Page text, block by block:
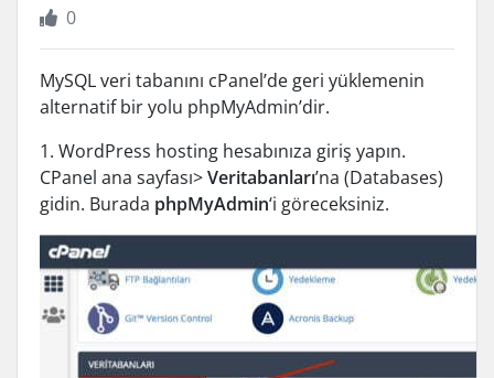
0
MySQL veri tabanını cPanel’de geri yüklemenin
alternatif bir yolu phpMyAdmin’dir.
1. WordPress hosting hesabınıza giriş yapın.
CPanel ana sayfası>Veritabanları’na (Databases)
gidin. Burada phpMyAdmin‘i göreceksiniz.